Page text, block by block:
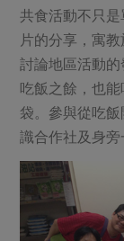
最新產品
優惠專區
素食專區
樂齡友善
節慶大餐
高麗菜海鮮煎餅
媒體報導
下載專區
地區活動
社務會議
活動報下載
共食活動不只
片的分享，寓
討論地區活動
吃飯之餘，也
袋。參與從吃
識合作社及身旁